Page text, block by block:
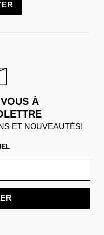
À
ET NOUVEAUTÉS!